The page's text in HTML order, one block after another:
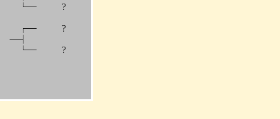
?
?
?